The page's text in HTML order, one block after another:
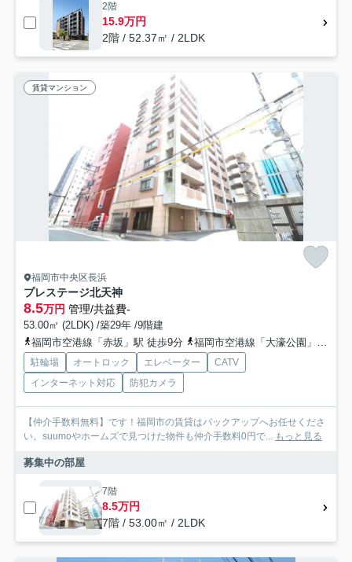
2階
15.9万円
2階 / 52.37㎡ / 2LDK
賃貸マンション
福岡市中央区長浜
プレステージ北天神
8.5万円 管理/共益費-
53.00㎡ (2LDK) /築29年 /9階建
福岡市空港線「赤坂」駅 徒歩9分
福岡市空港線「大濠公園」駅 徒歩14分
駐輪場 オートロック エレベーター
CATV
インターネット対応
防犯カメラ
【仲介手数料無料】です！福岡市の賃貸はバックアップへお任せくださ
い。suumoやホームズで見つけた物件も仲介手数料0円で... もっと見る
募集中の部屋
7階
8.5万円
7階 / 53.00㎡ / 2LDK